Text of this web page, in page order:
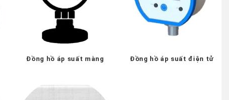
Đồng hồ áp suất màng Đồng hồ áp suất điện tử